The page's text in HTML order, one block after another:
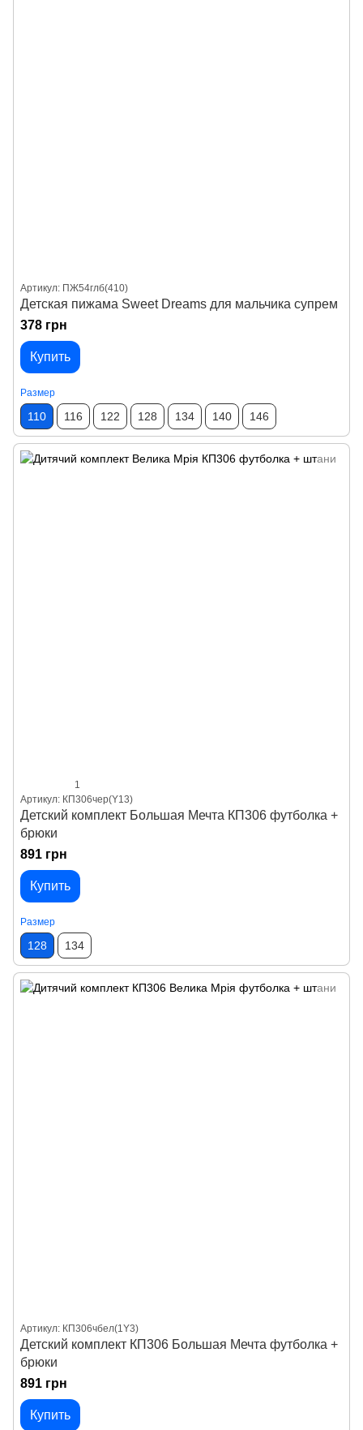
Артикул: ПЖ54глб(410)
Детская пижама Sweet Dreams для мальчика супрем
378 грн
Купить
Размер
110 116 122 128 134 140 146
1
Артикул: КП306чер(Y13)
Детский комплект Большая Мечта КП306 футболка +
брюки
891 грн
Купить
Размер
128 134
Артикул: КП306чбел(1Y3)
Детский комплект КП306 Большая Мечта футболка +
брюки
891 грн
Купить